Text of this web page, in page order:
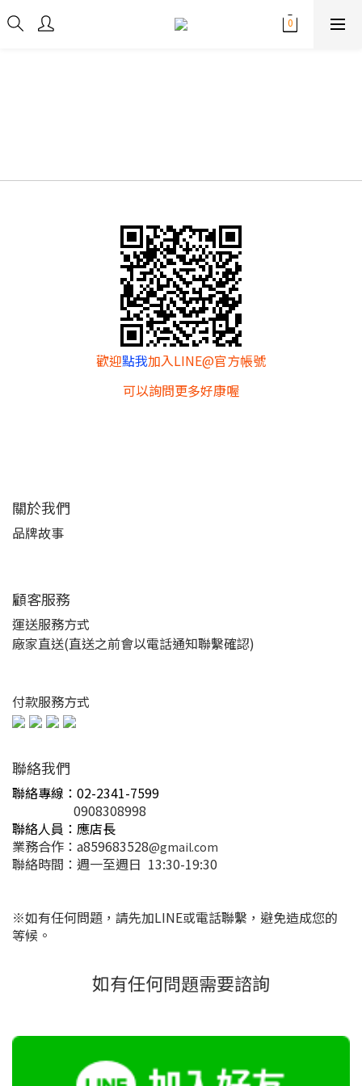
歡迎點我加入LINE@官方帳號
可以詢問更多好康喔
關於我們
品牌故事
顧客服務
運送服務方式
廠家直送(直送之前會以電話通知聯繫確認)
付款服務方式
聯絡我們
聯絡專線：02-2341-7599
0908308998
聯絡人員：應店長
業務合作：a859683528@gmail.com
聯絡時間：週一至週日 13:30-19:30
※如有任何問題，請先加LINE或電話聯繫，避免造成您的
等候。
如有任何問題需要諮詢